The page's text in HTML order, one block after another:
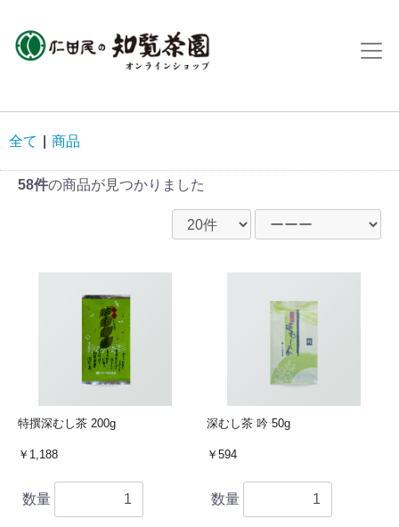
全て 商品
58件の商品が見つかりました
特撰深むし茶 200g
￥1,188
数量
深むし茶 吟 50g
￥594
数量